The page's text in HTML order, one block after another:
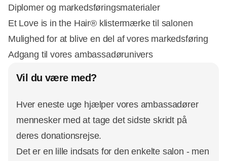
Diplomer og markedsføringsmaterialer
Et Love is in the Hair® klistermærke til salonen
Mulighed for at blive en del af vores markedsføring
Adgang til vores ambassadørunivers
Vil du være med?
Hver eneste uge hjælper vores ambassadører
mennesker med at tage det sidste skridt på
deres donationsrejse.
Det er en lille indsats for den enkelte salon - men